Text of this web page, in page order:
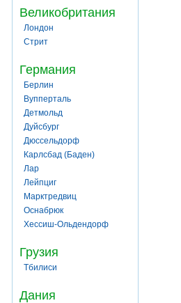
Великобритания
Лондон
Стрит
Германия
Берлин
Вупперталь
Детмольд
Дуйсбург
Дюссельдорф
Карлсбад (Баден)
Лар
Лейпциг
Марктредвиц
Оснабрюк
Хессиш-Ольдендорф
Грузия
Тбилиси
Дания